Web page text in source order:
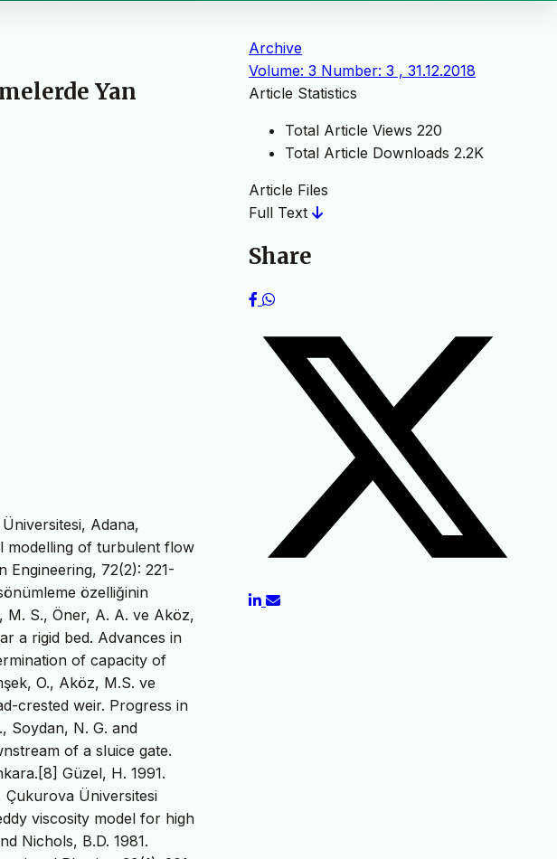
Yan
Üniversitesi, Adana,
modelling of turbulent flow
72(2): 221-
özelliğinin
M. S., Öner, A. A. ve Aköz,
a rigid bed. Advances in
of capacity of
O., Aköz, M.S. ve
crested weir. Progress in
Soydan, N. G. and
of a sluice gate.
Güzel, H. 1991.
Çukurova Üniversitesi
viscosity model for high
Nichols, B.D. 1981.
Archive
Volume: 3 Number: 3 , 31.12.2018
Article Statistics
Total Article Views 220
Total Article Downloads 2.2K
Article Files
Full Text
Share